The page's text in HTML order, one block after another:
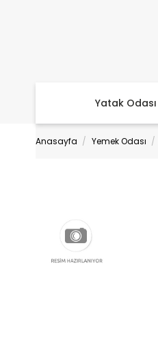
Yatak Odası
Anasayfa Yemek Odası